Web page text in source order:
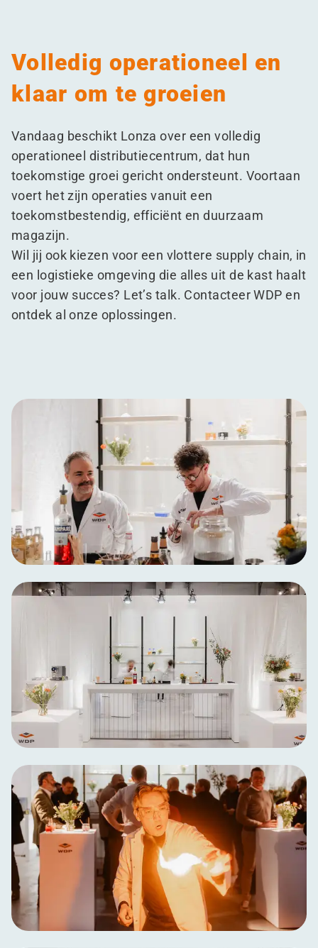
Volledig operationeel en
klaar om te groeien
Vandaag beschikt Lonza over een volledig
operationeel distributiecentrum, dat hun
toekomstige groei gericht ondersteunt. Voortaan
voert het zijn operaties vanuit een
toekomstbestendig, efficiënt en duurzaam
magazijn.
Wil jij ook kiezen voor een vlottere supply chain, in
een logistieke omgeving die alles uit de kast haalt
voor jouw succes? Let’s talk. Contacteer WDP en
ontdek al onze oplossingen.